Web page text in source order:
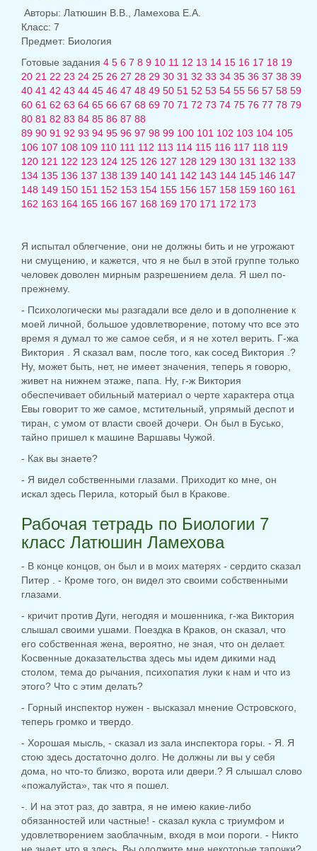
Авторы: Латюшин В.В., Ламехова Е.А.
Класс: 7
Предмет: Биология
Готовые задания 4 5 6 7 8 9 10 11 12 13 14 15 16 17 18 19
20 21 22 23 24 25 26 27 28 29 30 31 32 33 34 35 36 37 38 39
40 41 42 43 44 45 46 47 48 49 50 51 52 53 54 55 56 57 58 59
60 61 62 63 64 65 66 67 68 69 70 71 72 73 74 75 76 77 78 79
80 81 82 83 84 85 86 87 88
89 90 91 92 93 94 95 96 97 98 99 100 101 102 103 104 105
106 107 108 109 110 111 112 113 114 115 116 117 118 119
120 121 122 123 124 125 126 127 128 129 130 131 132 133
134 135 136 137 138 139 140 141 142 143 144 145 146 147
148 149 150 151 152 153 154 155 156 157 158 159 160 161
162 163 164 165 166 167 168 169 170 171 172 173
Я испытал облегчение, они не должны бить и не угрожают
ни смущению, и кажется, что я не был в этой группе только
человек доволен мирным разрешением дела. Я шел по-
прежнему.
- Психологически мы разгадали все дело и в дополнение к
моей личной, большое удовлетворение, потому что все это
время я думал то же самое себя, и я не хотел верить. Г-жа
Виктория . Я сказал вам, после того, как сосед Виктория .?
Ну, может быть, нет, не имеет значения, теперь я говорю,
живет на нижнем этаже, папа. Ну, г-ж Виктория
обеспечивает обильный материал о черте характера отца
Евы говорит то же самое, мстительный, упрямый деспот и
тиран, с умом от власти своей дочери. Он был в Бусько,
тайно пришел к машине Варшавы Чужой.
- Как вы знаете?
- Я видел собственными глазами. Приходит ко мне, он
искал здесь Перила, который был в Кракове.
Рабочая тетрадь по Биологии 7
класс Латюшин Ламехова
- В конце концов, он был и в моих матерях - сердито сказал
Питер . - Кроме того, он видел это своими собственными
глазами.
- кричит против Дуги, негодяя и мошенника, г-жа Виктория
слышал своими ушами. Поездка в Краков, он сказал, что
его собственная жена, вероятно, не зная, что он делает.
Косвенные доказательства здесь мы идем дикими над
столом, тема до рычания, психопатия луки к нам и что из
этого? Что с этим делать?
- Горный инспектор нужен - высказал мнение Островского,
теперь громко и твердо.
- Хорошая мысль, - сказал из зала инспектора горы. - Я. Я
стою здесь достаточно долго. Не должны ли вы у себя
дома, но что-то близко, ворота или двери.? Я слышал слово
«пожалуйста», так что я пошел.
-. И на этот раз, до завтра, я не имею какие-либо
обязанностей или частные! - сказал кукла с триумфом и
удовлетворением заоблачным, входя в мои пороги. - Никто